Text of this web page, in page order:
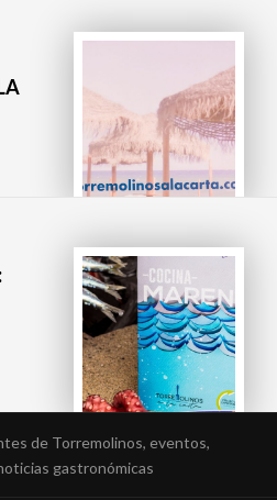
de Torremolinos, eventos,
gastronómicas